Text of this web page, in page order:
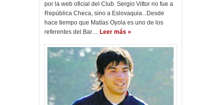
por la web oficial del Club. Sergio Vittor no fue a
República Checa, sino a Eslovaquia...Desde
hace tiempo que Matías Oyola es uno de los
referentes del Bar… Leer más »